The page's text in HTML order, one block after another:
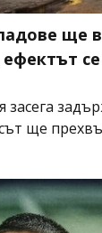
ще
засега
ще